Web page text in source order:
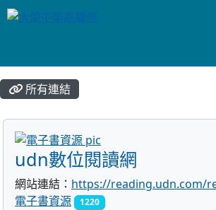
所有連結
udn數位閱讀網
網站連結： https://reading.udn.com/
電子書資源
1220